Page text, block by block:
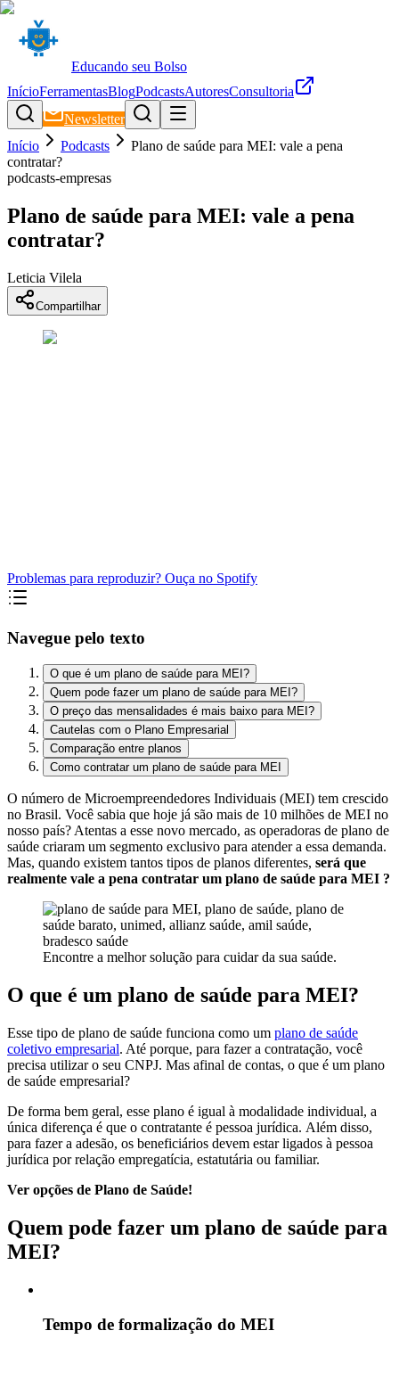
Educando seu Bolso
InícioFerramentasBlogPodcastsAutoresConsultoria
Newsletter
Início
Podcasts
Plano de saúde para MEI: vale a pena
contratar?
podcasts-empresas
Plano de saúde para MEI: vale a pena
contratar?
Leticia Vilela
Compartilhar
Problemas para reproduzir? Ouça no Spotify
Navegue pelo texto
O que é um plano de saúde para MEI?
Quem pode fazer um plano de saúde para MEI?
O preço das mensalidades é mais baixo para MEI?
Cautelas com o Plano Empresarial
Comparação entre planos
Como contratar um plano de saúde para MEI
O número de Microempreendedores Individuais (MEI) tem crescido
no Brasil. Você sabia que hoje já são mais de 10 milhões de MEI no
nosso país? Atentas a esse novo mercado, as operadoras de plano de
saúde criaram um segmento exclusivo para atender a essa demanda.
Mas, quando existem tantos tipos de planos diferentes, será que
realmente vale a pena contratar um plano de saúde para MEI ?
Encontre a melhor solução para cuidar da sua saúde.
O que é um plano de saúde para MEI?
Esse tipo de plano de saúde funciona como um plano de saúde
coletivo empresarial. Até porque, para fazer a contratação, você
precisa utilizar o seu CNPJ. Mas afinal de contas, o que é um plano
de saúde empresarial?
De forma bem geral, esse plano é igual à modalidade individual, a
única diferença é que o contratante é pessoa jurídica. Além disso,
para fazer a adesão, os beneficiários devem estar ligados à pessoa
jurídica por relação empregatícia, estatutária ou familiar.
Ver opções de Plano de Saúde!
Quem pode fazer um plano de saúde para
MEI?
Tempo de formalização do MEI